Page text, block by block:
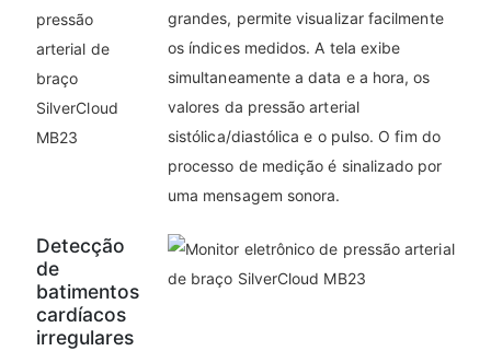
grandes, permite visualizar facilmente
os índices medidos. A tela exibe
simultaneamente a data e a hora, os
valores da pressão arterial
sistólica/diastólica e o pulso. O fim do
processo de medição é sinalizado por
uma mensagem sonora.
Detecção
de
batimentos
cardíacos
irregulares